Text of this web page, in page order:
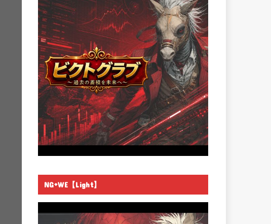
NG+WE【Light】